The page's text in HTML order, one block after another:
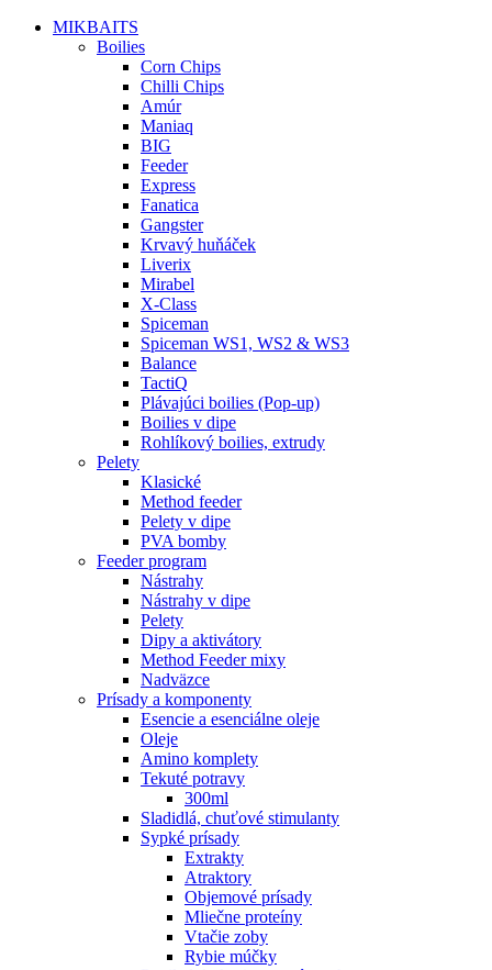
MIKBAITS
Boilies
Corn Chips
Chilli Chips
Amúr
Maniaq
BIG
Feeder
Express
Fanatica
Gangster
Krvavý huňáček
Liverix
Mirabel
X-Class
Spiceman
Spiceman WS1, WS2 & WS3
Balance
TactiQ
Plávajúci boilies (Pop-up)
Boilies v dipe
Rohlíkový boilies, extrudy
Pelety
Klasické
Method feeder
Pelety v dipe
PVA bomby
Feeder program
Nástrahy
Nástrahy v dipe
Pelety
Dipy a aktivátory
Method Feeder mixy
Nadväzce
Prísady a komponenty
Esencie a esenciálne oleje
Oleje
Amino komplety
Tekuté potravy
300ml
Sladidlá, chuťové stimulanty
Sypké prísady
Extrakty
Atraktory
Objemové prísady
Mliečne proteíny
Vtačie zoby
Rybie múčky